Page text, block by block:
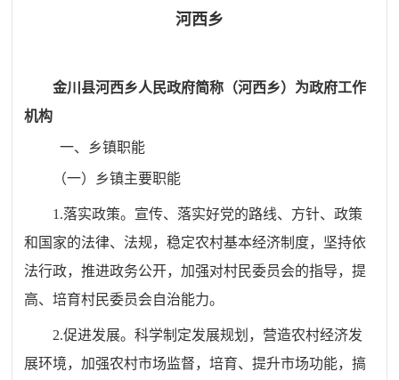
河西乡
金川县河西乡人民政府简称（河西乡）为政府工作
机构
一、乡镇职能
（一）乡镇主要职能
1.落实政策。宣传、落实好党的路线、方针、政策
和国家的法律、法规，稳定农村基本经济制度，坚持依
法行政，推进政务公开，加强对村民委员会的指导，提
高、培育村民委员会自治能力。
2.促进发展。科学制定发展规划，营造农村经济发
展环境，加强农村市场监督，培育、提升市场功能，搞